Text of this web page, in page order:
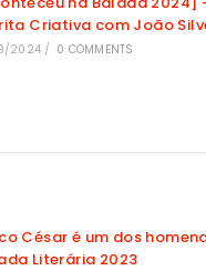
Criativa com João
2024 / 0 COMMENTS
César é um dos
Literária 2023